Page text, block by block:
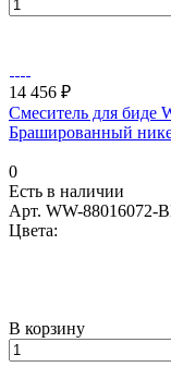
14 456 ₽
Смеситель для
Брашированный
0
Есть в наличии
Арт. WW-88016072-
Цвета:
В корзину